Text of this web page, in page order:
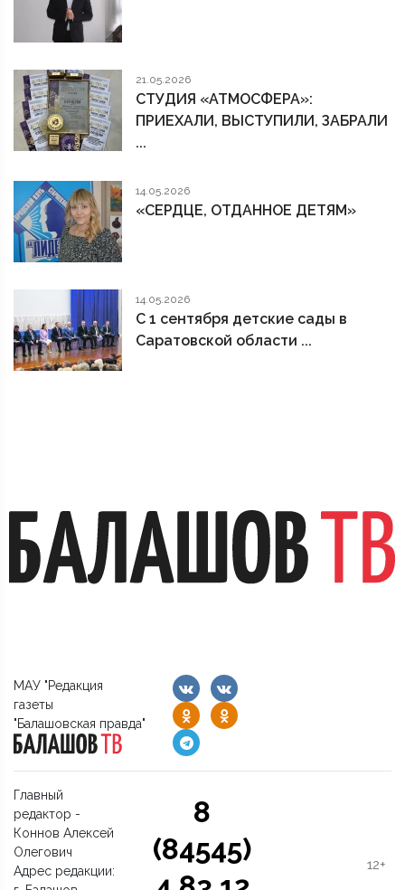
21.05.2026
СТУДИЯ «АТМОСФЕРА»:
ПРИЕХАЛИ, ВЫСТУПИЛИ, ЗАБРАЛИ
...
14.05.2026
«СЕРДЦЕ, ОТДАННОЕ ДЕТЯМ»
14.05.2026
С 1 сентября детские сады в
Саратовской области ...
МАУ "Редакция
газеты
"Балашовская правда"
Главный
редактор -
Коннов Алексей
Олегович
Адрес редакции:
8
(84545)
12+